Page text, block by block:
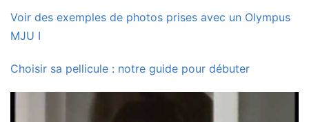
Voir des exemples de photos prises avec un Olympus
MJU I
Choisir sa pellicule : notre guide pour débuter